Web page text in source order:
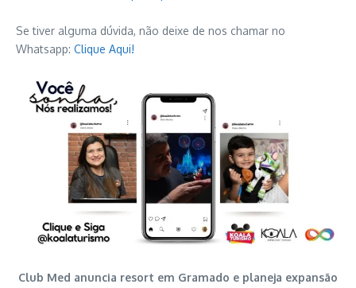
Se tiver alguma dúvida, não deixe de nos chamar no
Whatsapp: Clique Aqui!
Club Med anuncia resort em Gramado e planeja expansão